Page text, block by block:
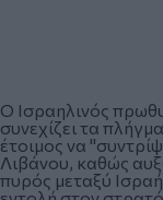
Ο Ισραηλινός
συνεχίζει τα
έτοιμος να
Λιβάνου, καθώς
πυρός μεταξύ